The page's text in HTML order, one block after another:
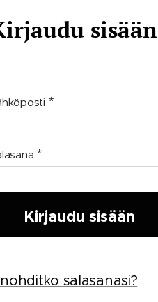
sisään
Kirjaudu sisään
salasanasi?